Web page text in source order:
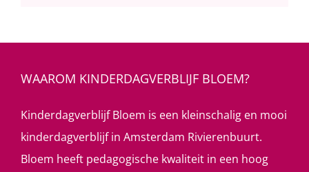
WAAROM KINDERDAGVERBLIJF BLOEM?
Kinderdagverblijf Bloem is een kleinschalig en mooi
kinderdagverblijf in Amsterdam Rivierenbuurt.
Bloem heeft pedagogische kwaliteit in een hoog